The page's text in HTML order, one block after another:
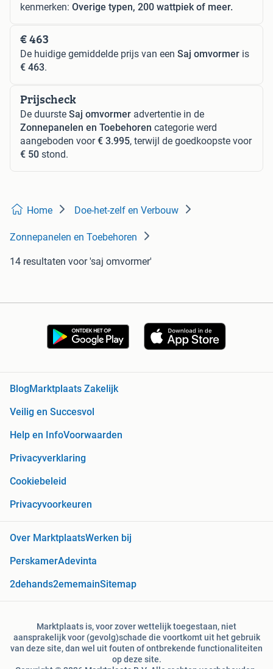
kenmerken: Overige typen, 200 wattpiek of meer.
€ 463
De huidige gemiddelde prijs van een Saj omvormer is
€ 463.
Prijscheck
De duurste Saj omvormer advertentie in de
Zonnepanelen en Toebehoren categorie werd
aangeboden voor€ 3.995, terwijl de goedkoopste voor
€ 50 stond.
Home Doe-het-zelf en Verbouw
Zonnepanelen en Toebehoren
14 resultaten voor 'saj omvormer'
BlogMarktplaats Zakelijk
Veilig en Succesvol
Help en InfoVoorwaarden
Privacyverklaring
Cookiebeleid
Privacyvoorkeuren
Over MarktplaatsWerken bij
PerskamerAdevinta
2dehands2ememainSitemap
Marktplaats is, voor zover wettelijk toegestaan, niet
aansprakelijk voor (gevolg)schade die voortkomt uit het gebruik
van deze site, dan wel uit fouten of ontbrekende functionaliteiten
op deze site.